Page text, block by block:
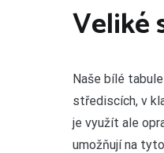
Veliké
Naše bílé
střediscích, v
je využít ale
umožňují na